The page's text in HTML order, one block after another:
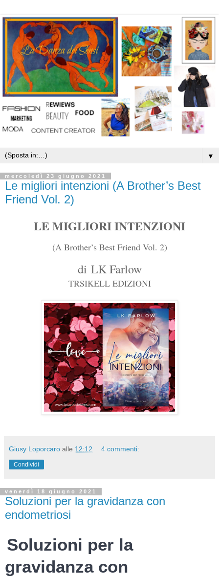
▼
mercoledì 23 giugno 2021
Le migliori intenzioni (A Brother’s Best
Friend Vol. 2)
LE MIGLIORI INTENZIONI
(A Brother’s Best Friend Vol. 2)
di LK Farlow
TRSIKELL EDIZIONI
Giusy Loporcaro alle 12:12 4 commenti:
Condividi
venerdì 18 giugno 2021
Soluzioni per la gravidanza con
endometriosi
Soluzioni per la
gravidanza con